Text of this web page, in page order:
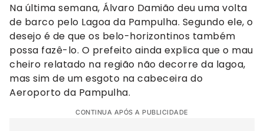
Na última semana, Álvaro Damião deu uma volta
de barco pelo Lagoa da Pampulha. Segundo ele, o
desejo é de que os belo-horizontinos também
possa fazê-lo. O prefeito ainda explica que o mau
cheiro relatado na região não decorre da lagoa,
mas sim de um esgoto na cabeceira do
Aeroporto da Pampulha.
CONTINUA APÓS A PUBLICIDADE